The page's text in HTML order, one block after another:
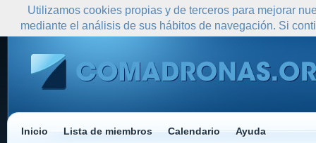
Inicio Lista de miembros Calendario Ayuda
Utilizamos cookies propias y de terceros para mejorar
mediante el análisis de sus hábitos de navegación. Si